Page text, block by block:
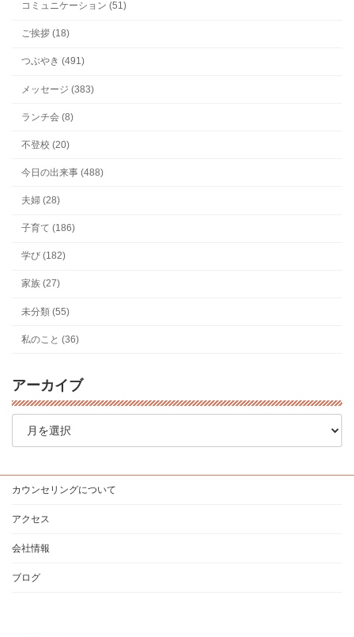
コミュニケーション (51)
ご挨拶 (18)
つぶやき (491)
メッセージ (383)
ランチ会 (8)
不登校 (20)
今日の出来事 (488)
夫婦 (28)
子育て (186)
学び (182)
家族 (27)
未分類 (55)
私のこと (36)
アーカイブ
ア
カウンセリングについて
アクセス
会社情報
ブログ